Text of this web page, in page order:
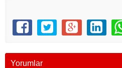
Yorumlar